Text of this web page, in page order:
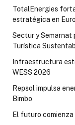
TotalEnergies
estratégica en
Sectur y Semarnat
Turística
Infraestructura
WESS 2026
Repsol impulsa
Bimbo
El futuro